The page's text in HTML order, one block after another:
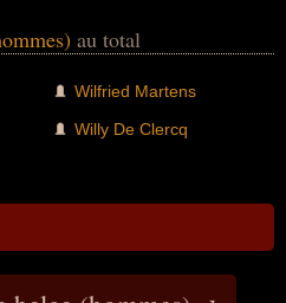
au total
Wilfried Martens
Willy De Clercq